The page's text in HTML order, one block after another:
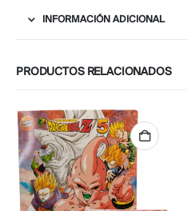
INFORMACIÓN ADICIONAL
PRODUCTOS RELACIONADOS